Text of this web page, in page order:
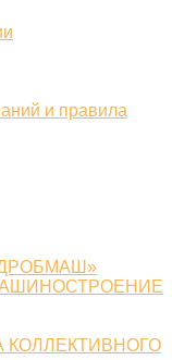
и правила
КОЛЛЕКТИВНОГО